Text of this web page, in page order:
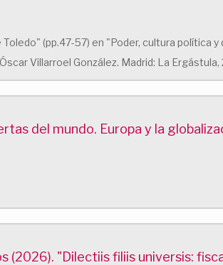
(pp.47-57) en "Poder, cultura política y
Villarroel González. Madrid: La Ergástula,
del mundo. Europa y la
(2026). "Dilectiis filiis universis: